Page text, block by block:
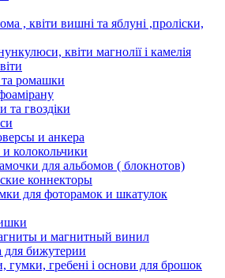
, квіти вишні та яблуні ,проліски,
квіти магнолії і камелія
ромашки
та гвоздіки
и анкера
колокольчики
для альбомов ( блокнотов)
коннекторы
для фоторамок и шкатулок
и магнитный винил
бижутерии
гумки, гребені і основи для брошок